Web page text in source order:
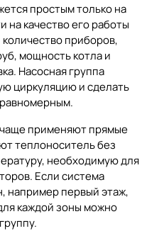
простым только на
на качество его работы
приборов,
мощность котла и
Насосная группа
циркуляцию и сделать
применяют прямые
теплоноситель без
необходимую для
Если система
например первый этаж,
каждой зоны можно